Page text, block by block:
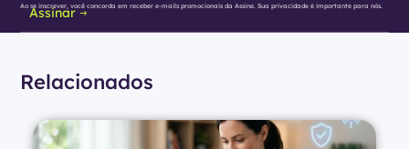
Assinar
Ao se inscrever, você concorda em receber e-mails promocionais da Assine. Sua privacidade é importante para nós.
Relacionados